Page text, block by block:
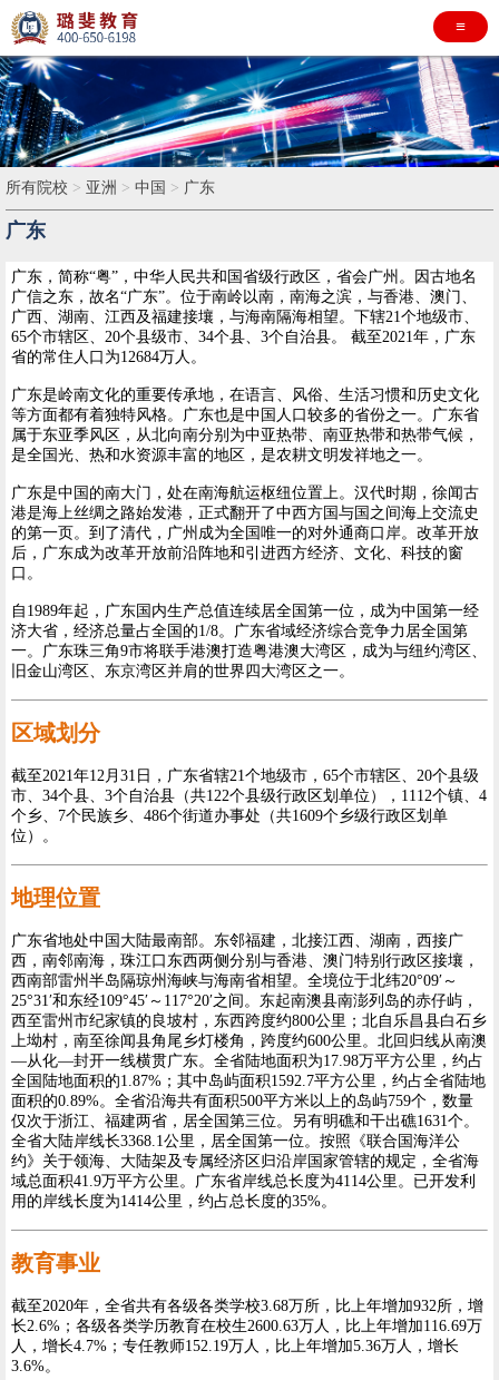
≡
所有院校 > 亚洲 > 中国 > 广东
广东
广东，简称“粤”，中华人民共和国省级行政区，省会广州。因古地名
广信之东，故名“广东”。位于南岭以南，南海之滨，与香港、澳门、
广西、湖南、江西及福建接壤，与海南隔海相望。下辖21个地级市、
65个市辖区、20个县级市、34个县、3个自治县。 截至2021年，广东
省的常住人口为12684万人。
广东是岭南文化的重要传承地，在语言、风俗、生活习惯和历史文化
等方面都有着独特风格。广东也是中国人口较多的省份之一。广东省
属于东亚季风区，从北向南分别为中亚热带、南亚热带和热带气候，
是全国光、热和水资源丰富的地区，是农耕文明发祥地之一。
广东是中国的南大门，处在南海航运枢纽位置上。汉代时期，徐闻古
港是海上丝绸之路始发港，正式翻开了中西方国与国之间海上交流史
的第一页。到了清代，广州成为全国唯一的对外通商口岸。改革开放
后，广东成为改革开放前沿阵地和引进西方经济、文化、科技的窗
口。
自1989年起，广东国内生产总值连续居全国第一位，成为中国第一经
济大省，经济总量占全国的1/8。广东省域经济综合竞争力居全国第
一。广东珠三角9市将联手港澳打造粤港澳大湾区，成为与纽约湾区、
旧金山湾区、东京湾区并肩的世界四大湾区之一。
区域划分
截至2021年12月31日，广东省辖21个地级市，65个市辖区、20个县级
市、34个县、3个自治县（共122个县级行政区划单位），1112个镇、4
个乡、7个民族乡、486个街道办事处（共1609个乡级行政区划单
位）。
地理位置
广东省地处中国大陆最南部。东邻福建，北接江西、湖南，西接广
西，南邻南海，珠江口东西两侧分别与香港、澳门特别行政区接壤，
西南部雷州半岛隔琼州海峡与海南省相望。全境位于北纬20°09′～
25°31′和东经109°45′～117°20′之间。东起南澳县南澎列岛的赤仔屿，
西至雷州市纪家镇的良坡村，东西跨度约800公里；北自乐昌县白石乡
上坳村，南至徐闻县角尾乡灯楼角，跨度约600公里。北回归线从南澳
—从化—封开一线横贯广东。全省陆地面积为17.98万平方公里，约占
全国陆地面积的1.87%；其中岛屿面积1592.7平方公里，约占全省陆地
面积的0.89%。全省沿海共有面积500平方米以上的岛屿759个，数量
仅次于浙江、福建两省，居全国第三位。另有明礁和干出礁1631个。
全省大陆岸线长3368.1公里，居全国第一位。按照《联合国海洋公
约》关于领海、大陆架及专属经济区归沿岸国家管辖的规定，全省海
域总面积41.9万平方公里。广东省岸线总长度为4114公里。已开发利
用的岸线长度为1414公里，约占总长度的35%。
教育事业
截至2020年，全省共有各级各类学校3.68万所，比上年增加932所，增
长2.6%；各级各类学历教育在校生2600.63万人，比上年增加116.69万
人，增长4.7%；专任教师152.19万人，比上年增加5.36万人，增长
3.6%。